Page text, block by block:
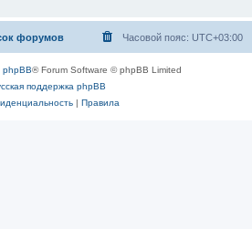
форумов Часовой пояс: UTC+03:00
phpBB® Forum Software © phpBB Limited
поддержка phpBB
| Правила